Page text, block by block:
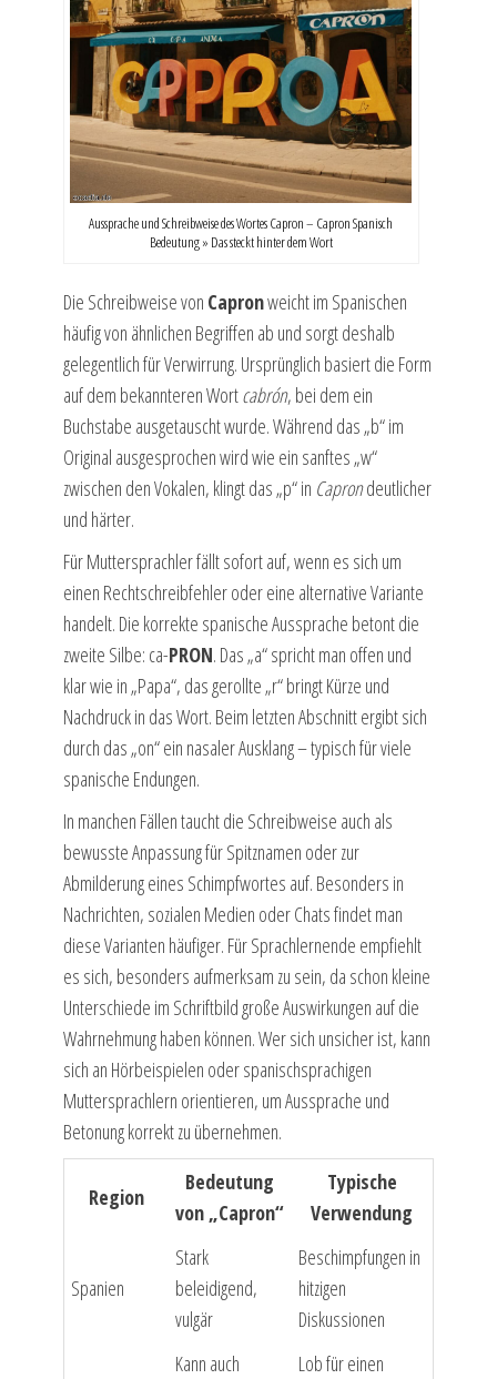
Aussprache und Schreibweise des Wortes Capron – Capron Spanisch
Bedeutung » Das steckt hinter dem Wort
Die Schreibweise von Capronweicht im Spanischen
häufig von ähnlichen Begriffen ab und sorgt deshalb
gelegentlich für Verwirrung. Ursprünglich basiert die Form
auf dem bekannteren Wortcabrón, bei dem ein
Buchstabe ausgetauscht wurde. Während das „b“ im
Original ausgesprochen wird wie ein sanftes „w“
zwischen den Vokalen, klingt das „p“ in Caprondeutlicher
und härter.
Für Muttersprachler fällt sofort auf, wenn es sich um
einen Rechtschreibfehler oder eine alternative Variante
handelt. Die korrekte spanische Aussprache betont die
zweite Silbe: ca-PRON. Das „a“ spricht man offen und
klar wie in „Papa“, das gerollte „r“ bringt Kürze und
Nachdruck in das Wort. Beim letzten Abschnitt ergibt sich
durch das „on“ ein nasaler Ausklang – typisch für viele
spanische Endungen.
In manchen Fällen taucht die Schreibweise auch als
bewusste Anpassung für Spitznamen oder zur
Abmilderung eines Schimpfwortes auf. Besonders in
Nachrichten, sozialen Medien oder Chats findet man
diese Varianten häufiger. Für Sprachlernende empfiehlt
es sich, besonders aufmerksam zu sein, da schon kleine
Unterschiede im Schriftbild große Auswirkungen auf die
Wahrnehmung haben können. Wer sich unsicher ist, kann
sich an Hörbeispielen oder spanischsprachigen
Muttersprachlern orientieren, um Aussprache und
Betonung korrekt zu übernehmen.
Region
Bedeutung
von „Capron“
Typische
Verwendung
Spanien
Stark
beleidigend,
vulgär
Beschimpfungen in
hitzigen
Diskussionen
Kann auch
Lob für einen